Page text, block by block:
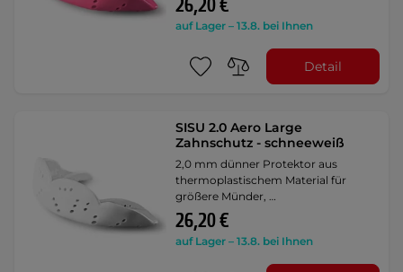
26,20 €
auf Lager – 13.8. bei Ihnen
Detail
SISU 2.0 Aero Large
Zahnschutz - schneeweiß
2,0 mm dünner Protektor aus
thermoplastischem Material für
größere Münder, …
26,20 €
auf Lager – 13.8. bei Ihnen